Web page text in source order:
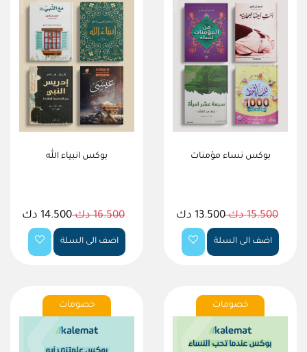
بوكس نساء مؤمنات
15.500 دك 13.500 دك
اضف الى السلة
بوكس انبياء الله
16.500 دك 14.500 دك
اضف الى السلة
خصومات خصومات